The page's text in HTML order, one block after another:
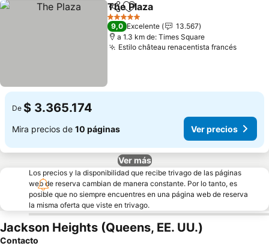
Compartir
Agregar a favoritos
The Plaza
5 Estrellas
9,0 Excelente
13.567
a 1.3 km de: Times Square
Estilo château renacentista francésVer
De $ 3.365.174
Mira precios de 10 páginas Ver precios
Ver más
Los precios y la disponibilidad que recibe trivago de las páginas
web de reserva cambian de manera constante. Por lo tanto, es
posible que no siempre encuentres en una página web de reserva
la misma oferta que viste en trivago.
Jackson Heights (Queens, EE. UU.)
Contacto